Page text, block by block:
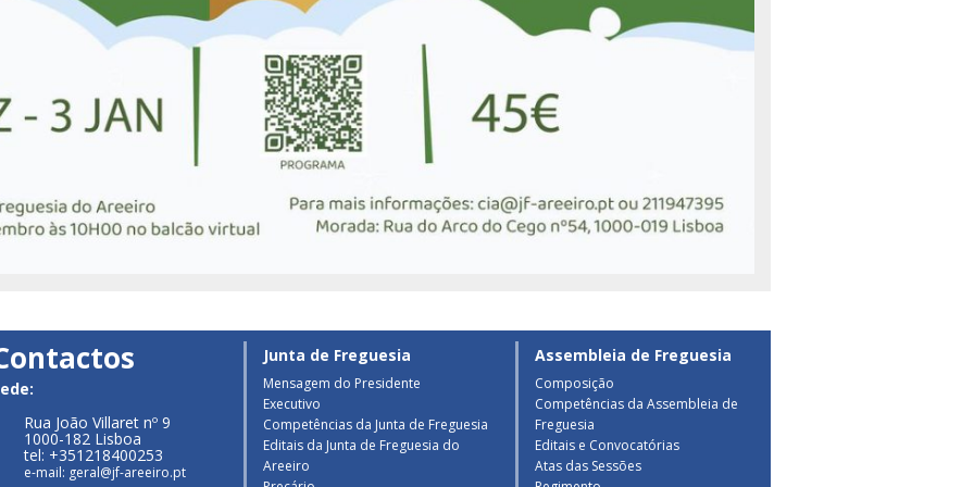
Rua João Villaret nº 9
1000-182 Lisboa
tel: +351218400253
e-mail: geral@jf-areeiro.pt
Junta de Freguesia
Mensagem do Presidente
Executivo
Competências da Junta de Freguesia
Editais da Junta de Freguesia do
Areeiro
Assembleia de Freguesia
Composição
Competências da Assembleia de
Freguesia
Editais e Convocatórias
Atas das Sessões